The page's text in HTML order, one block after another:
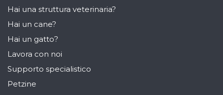
Hai una struttura veterinaria?
Hai un cane?
Hai un gatto?
Lavora con noi
Supporto specialistico
Petzine